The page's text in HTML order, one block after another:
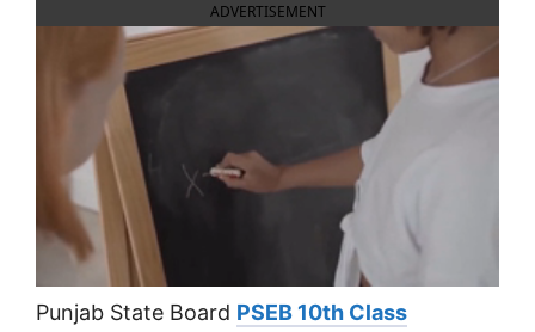
ADVERTISEMENT
Punjab State Board PSEB 10th Class